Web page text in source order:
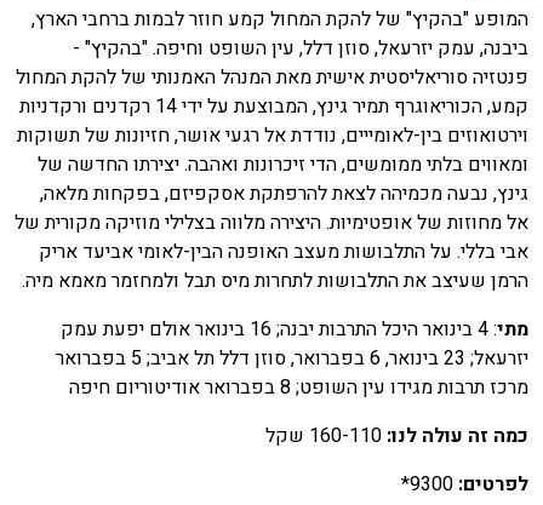
המופע "בהקיץ" של להקת המחול קמע חוזר לבמות ברחבי הארץ,
ביבנה, עמק יזרעאל, סוזן דלל, עין השופט וחיפה. "בהקיץ" -
פנטזיה סוריאליסטית אישית מאת המנהל האמנותי של להקת המחול
קמע, הכוריאוגרף תמיר גינץ, המבוצעת על ידי 14 רקדנים ורקדניות
וירטואוזים בין-לאומייים, נודדת אל רגעי אושר, חזיונות של תשוקות
ומאווים בלתי ממומשים, הדי זיכרונות ואהבה. יצירתו החדשה של
גינץ, נבעה מכמיהה לצאת להרפתקת אסקפיזם, בפקחות מלאה,
אל מחוזות של אופטימיות. היצירה מלווה בצלילי מוזיקה מקורית של
אבי בללי. על התלבושות מעצב האופנה הבין-לאומי אביעד אריק
הרמן שעיצב את התלבושות לתחרות מיס תבל ולמחזמר מאמא מיה.
מתי
: 4 בינואר היכל התרבות יבנה; 16 בינואר אולם יפעת עמק
יזרעאל; 23 בינואר, 6 בפברואר, סוזן דלל תל אביב; 5 בפברואר
מרכז תרבות מגידו עין השופט; 8 בפברואר אודיטוריום חיפה
כמה זה עולה לנו:
לפרטים: